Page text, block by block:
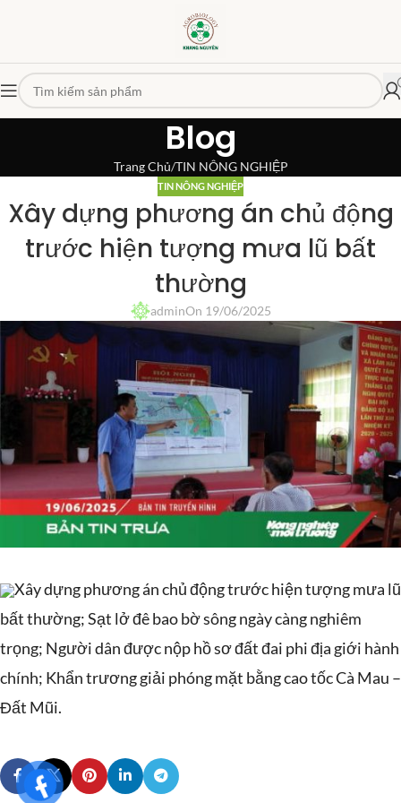
Blog
Trang Chủ TIN NÔNG NGHIỆP
TIN NÔNG NGHIỆP
Xây dựng phương án chủ động
trước hiện tượng mưa lũ bất
thường
adminOn 19/06/2025
Xây dựng phương án chủ động trước hiện tượng mưa lũ
bất thường; Sạt lở đê bao bờ sông ngày càng nghiêm
trọng; Người dân được nộp hồ sơ đất đai phi địa giới hành
chính; Khẩn trương giải phóng mặt bằng cao tốc Cà Mau –
Đất Mũi.